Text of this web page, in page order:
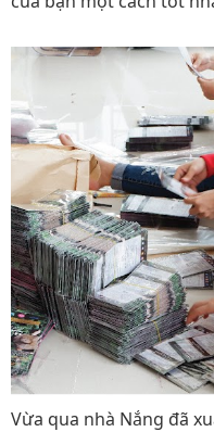
Vừa qua nhà Nắng đã